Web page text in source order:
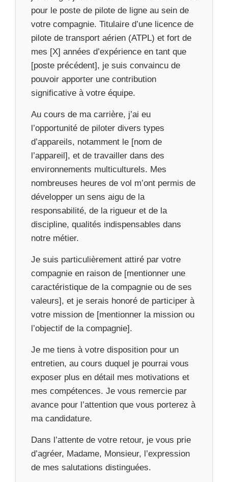
pour le poste de pilote de ligne au sein de
votre compagnie. Titulaire d’une licence de
pilote de transport aérien (ATPL) et fort de
mes [X] années d’expérience en tant que
[poste précédent], je suis convaincu de
pouvoir apporter une contribution
significative à votre équipe.
Au cours de ma carrière, j’ai eu
l’opportunité de piloter divers types
d’appareils, notamment le [nom de
l’appareil], et de travailler dans des
environnements multiculturels. Mes
nombreuses heures de vol m’ont permis de
développer un sens aigu de la
responsabilité, de la rigueur et de la
discipline, qualités indispensables dans
notre métier.
Je suis particulièrement attiré par votre
compagnie en raison de [mentionner une
caractéristique de la compagnie ou de ses
valeurs], et je serais honoré de participer à
votre mission de [mentionner la mission ou
l’objectif de la compagnie].
Je me tiens à votre disposition pour un
entretien, au cours duquel je pourrai vous
exposer plus en détail mes motivations et
mes compétences. Je vous remercie par
avance pour l’attention que vous porterez à
ma candidature.
Dans l’attente de votre retour, je vous prie
d’agréer, Madame, Monsieur, l’expression
de mes salutations distinguées.